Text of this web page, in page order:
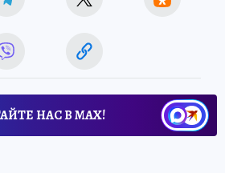
НАС В МАХ!